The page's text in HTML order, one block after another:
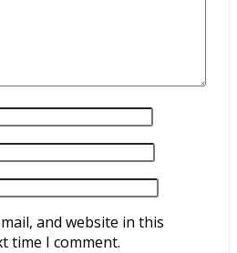
and website in this
time I comment.